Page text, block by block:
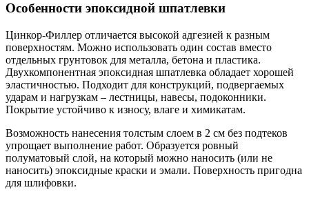
Особенности эпоксидной шпатлевки
Цинкор-Филлер отличается высокой адгезией к разным
поверхностям. Можно использовать один состав вместо
отдельных грунтовок для металла, бетона и пластика.
Двухкомпонентная эпоксидная шпатлевка обладает хорошей
эластичностью. Подходит для конструкций, подвергаемых
ударам и нагрузкам – лестницы, навесы, подоконники.
Покрытие устойчиво к износу, влаге и химикатам.
Возможность нанесения толстым слоем в 2 см без подтеков
упрощает выполнение работ. Образуется ровный
полуматовый слой, на который можно наносить (или не
наносить) эпоксидные краски и эмали. Поверхность пригодна
для шлифовки.